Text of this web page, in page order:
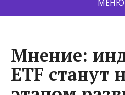
МЕНЮ
Мнение:
ETF станут